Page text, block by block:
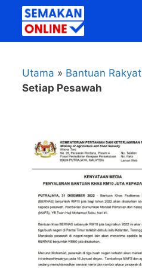
Utama » Bantuan Rakyat
Setiap Pesawah